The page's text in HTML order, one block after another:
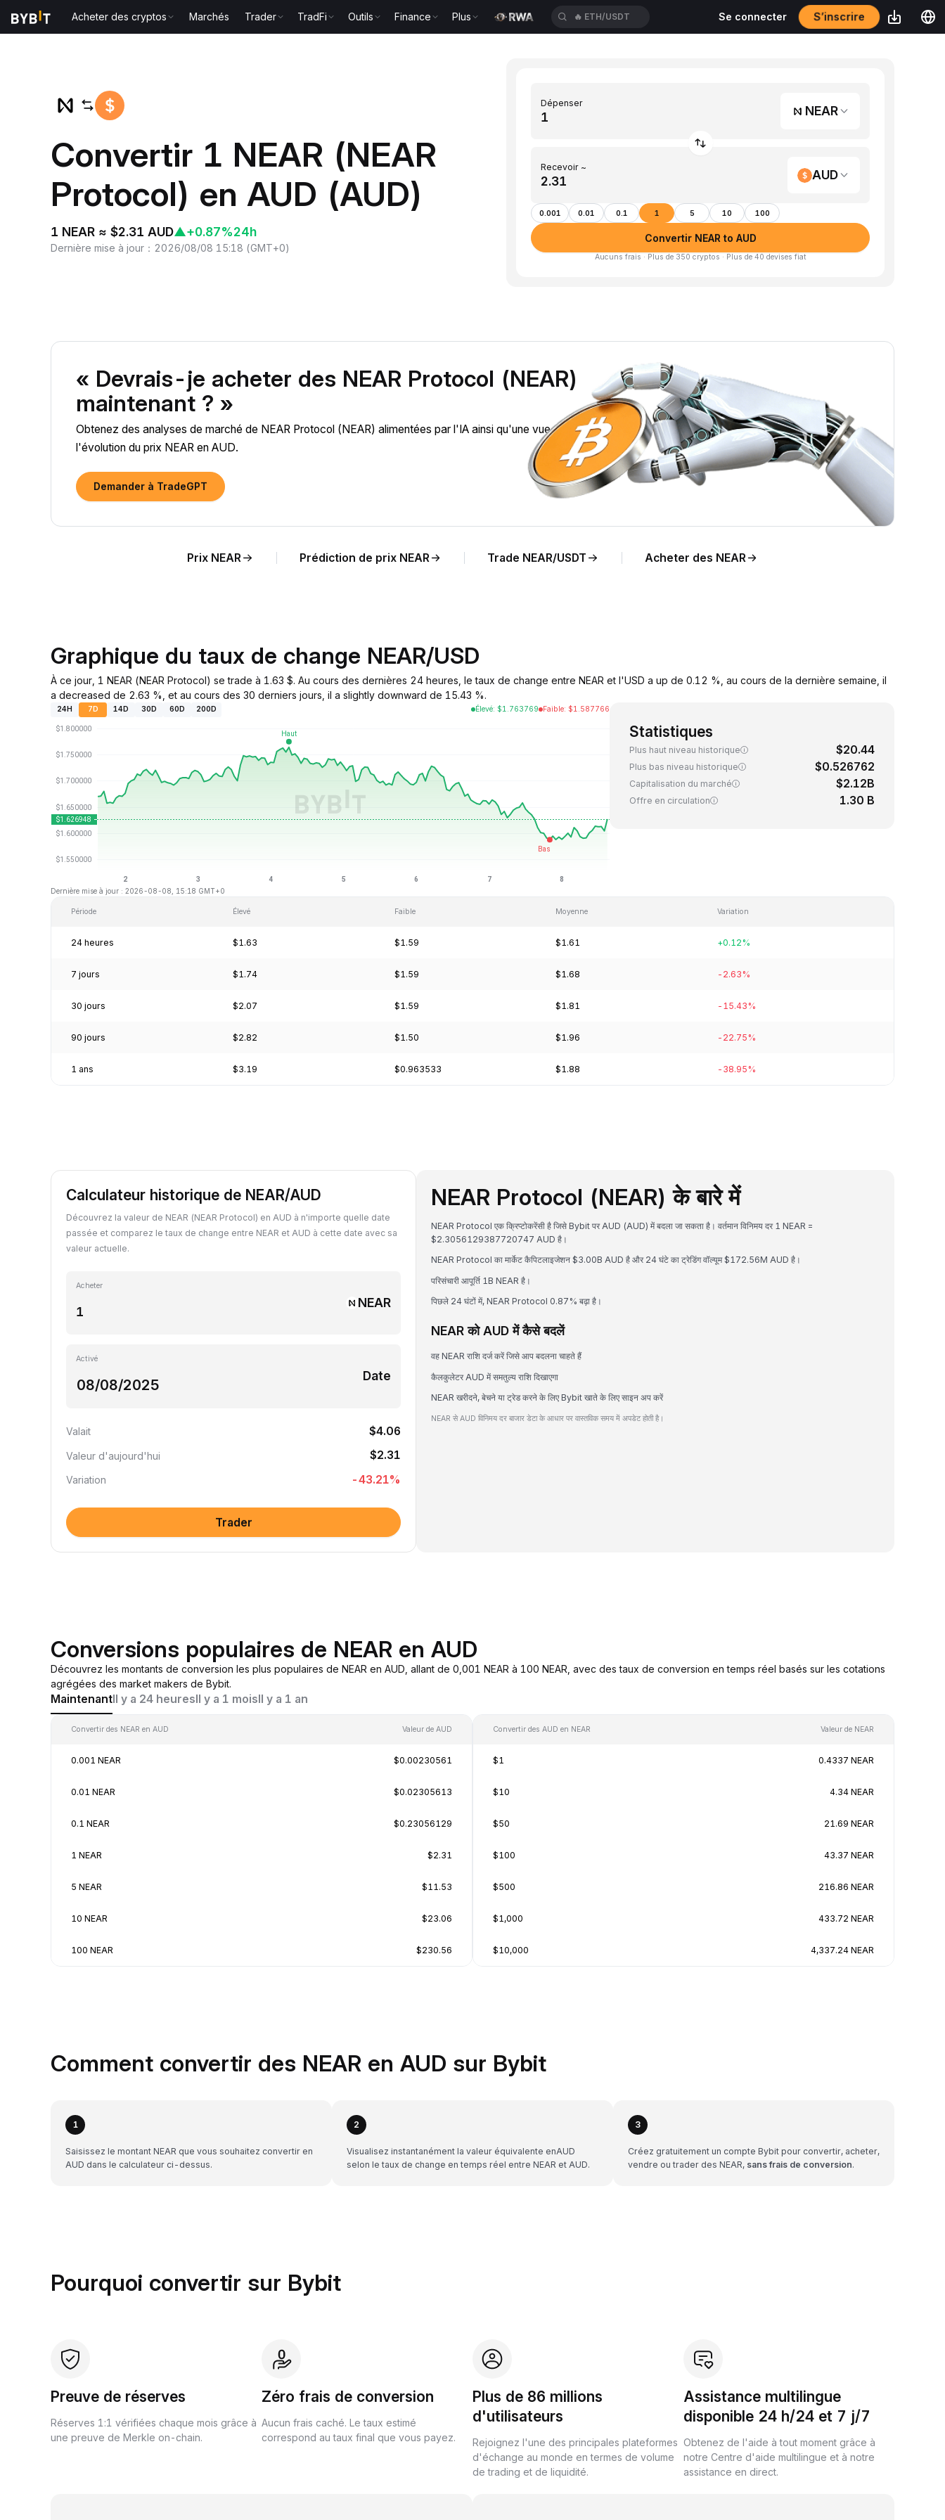
Acheter des cryptos Marchés Trader TradFi Outils Finance Plus 🔥 ETH/USDT Se connecter S’inscrire
Convertir 1 NEAR (NEAR
Protocol) en AUD (AUD)
1 NEAR ≈ $2.31 AUD▲+0.87%24h
Dernière mise à jour ： 2026/08/08 15:18 (GMT+0)
Dépenser
NEAR
Recevoir ~
AUD
0.001 0.01 0.1 1 5 10 100
Convertir NEAR to AUD
Aucuns frais · Plus de 350 cryptos · Plus de 40 devises fiat
« Devrais-je acheter des NEAR Protocol (NEAR)
maintenant ? »
Obtenez des analyses de marché de NEAR Protocol (NEAR) alimentées par l'IA ainsi qu'une vue en temps réel de
l'évolution du prix NEAR en AUD.
Demander à TradeGPT
Prix NEAR Prédiction de prix NEAR Trade NEAR/USDT Acheter des NEAR
Graphique du taux de change NEAR/USD
À ce jour, 1 NEAR (NEAR Protocol) se trade à 1.63 $. Au cours des dernières 24 heures, le taux de change entre NEAR et l'USD a up de 0.12 %, au cours de la dernière semaine, il
a decreased de 2.63 %, et au cours des 30 derniers jours, il a slightly downward de 15.43 %.
24H 7D 14D 30D 60D 200D Élevé: $1.763769 Faible: $1.587766
Dernière mise à jour : 2026-08-08, 15:18 GMT+0
Statistiques
Plus haut niveau historique $20.44
Plus bas niveau historique $0.526762
Capitalisation du marché $2.12B
Offre en circulation 1.30 B
Période Élevé Faible Moyenne Variation
24 heures $1.63 $1.59 $1.61 +0.12%
7 jours $1.74 $1.59 $1.68 -2.63%
30 jours $2.07 $1.59 $1.81 -15.43%
90 jours $2.82 $1.50 $1.96 -22.75%
1 ans $3.19 $0.963533 $1.88 -38.95%
Calculateur historique de NEAR/AUD
Découvrez la valeur de NEAR (NEAR Protocol) en AUD à n'importe quelle date
passée et comparez le taux de change entre NEAR et AUD à cette date avec sa
valeur actuelle.
Acheter
NEAR
Activé
Date
Valait $4.06
Valeur d'aujourd'hui $2.31
Variation -43.21%
Trader
NEAR Protocol (NEAR) के बारे में
NEAR Protocol एक क्रिप्टोकरेंसी है जिसे Bybit पर AUD (AUD) में बदला जा सकता है। वर्तमान विनिमय दर 1 NEAR =
$2.3056129387720747 AUD है।
NEAR Protocol का मार्केट कैपिटलाइजेशन $3.00B AUD है और 24 घंटे का ट्रेडिंग वॉल्यूम $172.56M AUD है।
परिसंचारी आपूर्ति 1B NEAR है।
पिछले 24 घंटों में, NEAR Protocol 0.87% बढ़ा है।
NEAR को AUD में कैसे बदलें
वह NEAR राशि दर्ज करें जिसे आप बदलना चाहते हैं
कैलकुलेटर AUD में समतुल्य राशि दिखाएगा
NEAR खरीदने, बेचने या ट्रेड करने के लिए Bybit खाते के लिए साइन अप करें
NEAR से AUD विनिमय दर बाजार डेटा के आधार पर वास्तविक समय में अपडेट होती है।
Conversions populaires de NEAR en AUD
Découvrez les montants de conversion les plus populaires de NEAR en AUD, allant de 0,001 NEAR à 100 NEAR, avec des taux de conversion en temps réel basés sur les cotations
agrégées des market makers de Bybit.
MaintenantIl y a 24 heuresIl y a 1 moisIl y a 1 an
Convertir des NEAR en AUD Valeur de AUD
0.001 NEAR $0.00230561
0.01 NEAR $0.02305613
0.1 NEAR $0.23056129
1 NEAR $2.31
5 NEAR $11.53
10 NEAR $23.06
100 NEAR $230.56
Convertir des AUD en NEAR Valeur de NEAR
$1 0.4337 NEAR
$10 4.34 NEAR
$50 21.69 NEAR
$100 43.37 NEAR
$500 216.86 NEAR
$1,000 433.72 NEAR
$10,000 4,337.24 NEAR
Comment convertir des NEAR en AUD sur Bybit
1
Saisissez le montant NEAR que vous souhaitez convertir en
AUD dans le calculateur ci-dessus.
2
Visualisez instantanément la valeur équivalente enAUD
selon le taux de change en temps réel entre NEAR et AUD.
3
Créez gratuitement un compte Bybit pour convertir, acheter,
vendre ou trader des NEAR, sans frais de conversion.
Pourquoi convertir sur Bybit
Preuve de réserves
Réserves 1:1 vérifiées chaque mois grâce à
une preuve de Merkle on-chain.
Zéro frais de conversion
Aucun frais caché. Le taux estimé
correspond au taux final que vous payez.
Plus de 86 millions
d'utilisateurs
Rejoignez l'une des principales plateformes
d'échange au monde en termes de volume
de trading et de liquidité.
Assistance multilingue
disponible 24 h/24 et 7 j/7
Obtenez de l'aide à tout moment grâce à
notre Centre d'aide multilingue et à notre
assistance en direct.